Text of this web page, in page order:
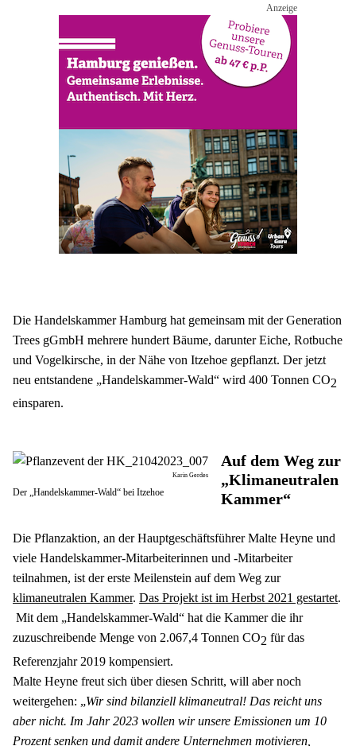
Die Handelskammer Hamburg hat gemeinsam mit der Generation
Trees gGmbH mehrere hundert Bäume, darunter Eiche, Rotbuche
und Vogelkirsche, in der Nähe von Itzehoe gepflanzt. Der jetzt
neu entstandene „Handelskammer-Wald“ wird 400 Tonnen CO
einsparen.
Karin Gerdes
Der „Handelskammer-Wald“ bei Itzehoe
Auf dem Weg zur
„Klimaneutralen
Kammer“
Die Pflanzaktion, an der Hauptgeschäftsführer Malte Heyne und
viele Handelskammer-Mitarbeiterinnen und -Mitarbeiter
teilnahmen, ist der erste Meilenstein auf dem Weg zur
klimaneutralen Kammer. Das Projekt ist im Herbst 2021 gestartet.
Mit dem „Handelskammer-Wald“ hat die Kammer die ihr
zuzuschreibende Menge von 2.067,4 Tonnen CO2 für das
Referenzjahr 2019 kompensiert.
Malte Heyne freut sich über diesen Schritt, will aber noch
weitergehen: „Wir sind bilanziell klimaneutral! Das reicht uns
aber nicht. Im Jahr 2023 wollen wir unsere Emissionen um 10
Prozent senken und damit andere Unternehmen motivieren,